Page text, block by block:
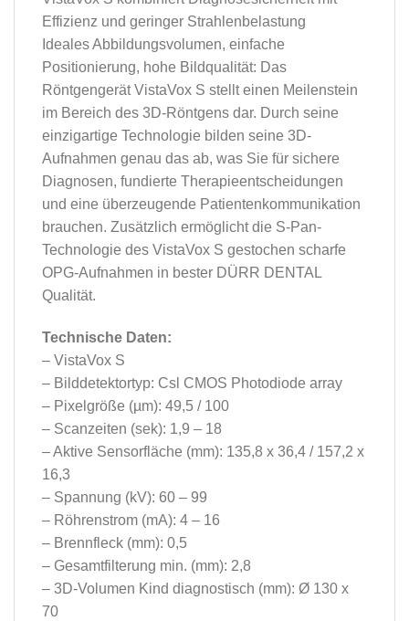
Effizienz und geringer Strahlenbelastung
Ideales Abbildungsvolumen, einfache
Positionierung, hohe Bildqualität: Das
Röntgengerät VistaVox S stellt einen Meilenstein
im Bereich des 3D-Röntgens dar. Durch seine
einzigartige Technologie bilden seine 3D-
Aufnahmen genau das ab, was Sie für sichere
Diagnosen, fundierte Therapieentscheidungen
und eine überzeugende Patientenkommunikation
brauchen. Zusätzlich ermöglicht die S-Pan-
Technologie des VistaVox S gestochen scharfe
OPG-Aufnahmen in bester DÜRR DENTAL
Qualität.
Technische Daten:
– VistaVox S
– Bilddetektortyp: Csl CMOS Photodiode array
– Pixelgröße (µm): 49,5 / 100
– Scanzeiten (sek): 1,9 – 18
– Aktive Sensorfläche (mm): 135,8 x 36,4 / 157,2 x
16,3
– Spannung (kV): 60 – 99
– Röhrenstrom (mA): 4 – 16
– Brennfleck (mm): 0,5
– Gesamtfilterung min. (mm): 2,8
– 3D-Volumen Kind diagnostisch (mm): Ø 130 x
70